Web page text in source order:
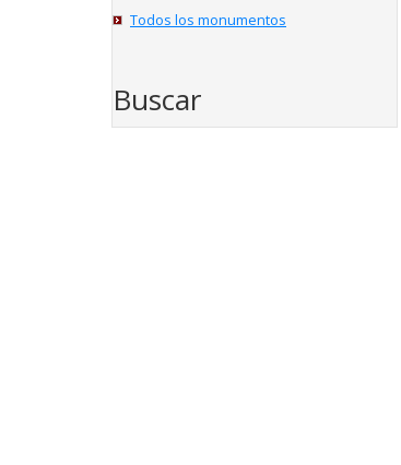
Todos los monumentos
Buscar